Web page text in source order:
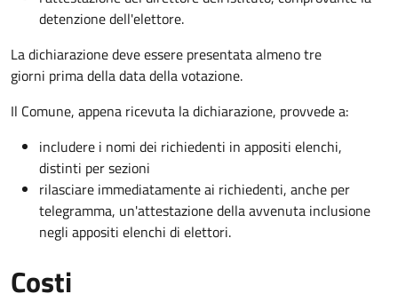
detenzione dell'elettore.
La dichiarazione deve essere presentata almeno tre
giorni prima della data della votazione.
Il Comune, appena ricevuta la dichiarazione, provvede a:
includere i nomi dei richiedenti in appositi elenchi,
distinti per sezioni
rilasciare immediatamente ai richiedenti, anche per
telegramma, un'attestazione della avvenuta inclusione
negli appositi elenchi di elettori.
Costi